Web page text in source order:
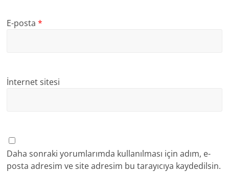
E-posta*
İnternet sitesi
Daha sonraki yorumlarımda kullanılması için adım, e-
posta adresim ve site adresim bu tarayıcıya kaydedilsin.